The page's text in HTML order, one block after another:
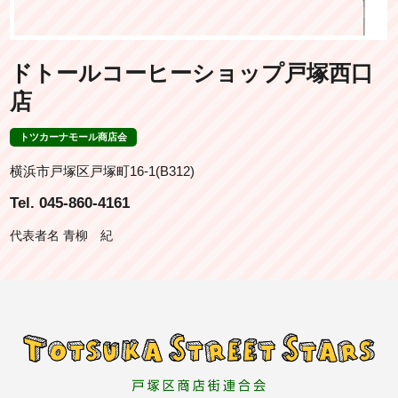
ドトールコーヒーショップ戸塚西口
店
トツカーナモール商店会
横浜市戸塚区戸塚町16-1(B312)
Tel. 045-860-4161
代表者名 青柳 紀